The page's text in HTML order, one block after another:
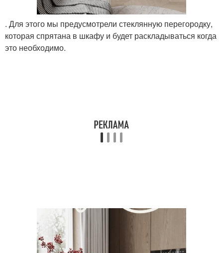
. Для этого мы предусмотрели стеклянную перегородку,
которая спрятана в шкафу и будет раскладываться когда
это необходимо.